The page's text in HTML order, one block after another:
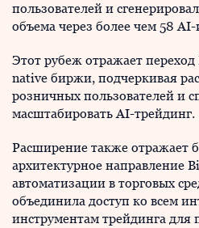
пользователей и
объема через более чем 58
Этот рубеж отражает
native биржи, подчеркивая
розничных пользователей и
масштабировать AI-трейдинг.
Расширение также отражает
архитектурное направление
автоматизации в торговых
объединила доступ ко всем
инструментам трейдинга для